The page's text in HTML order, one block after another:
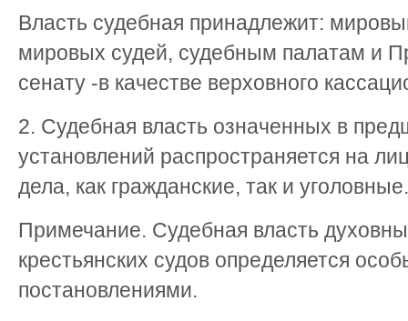
Власть судебная принадлежит:
мировых судей, судебным палатам и
сенату -в качестве верховного
2. Судебная власть означенных в
установлений распространяется на
дела, как гражданские, так и уголовные.
Примечание. Судебная власть
крестьянских судов определяется
постановлениями.